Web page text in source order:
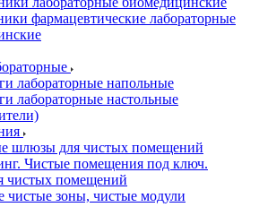
фармацевтические лабораторные
лабораторные напольные
лабораторные настольные
шлюзы для чистых помещений
Чистые помещения под ключ.
чистых помещений
чистые зоны, чистые модули